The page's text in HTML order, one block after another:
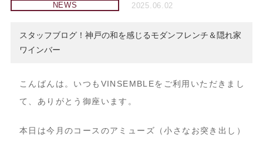
NEWS 2025.06.02
スタッフブログ！神戸の和を感じるモダンフレンチ＆隠れ家
ワインバー
こんばんは。いつもVINSEMBLEをご利用いただきまし
て、ありがとう御座います。
本日は今月のコースのアミューズ（小さなお突き出し）